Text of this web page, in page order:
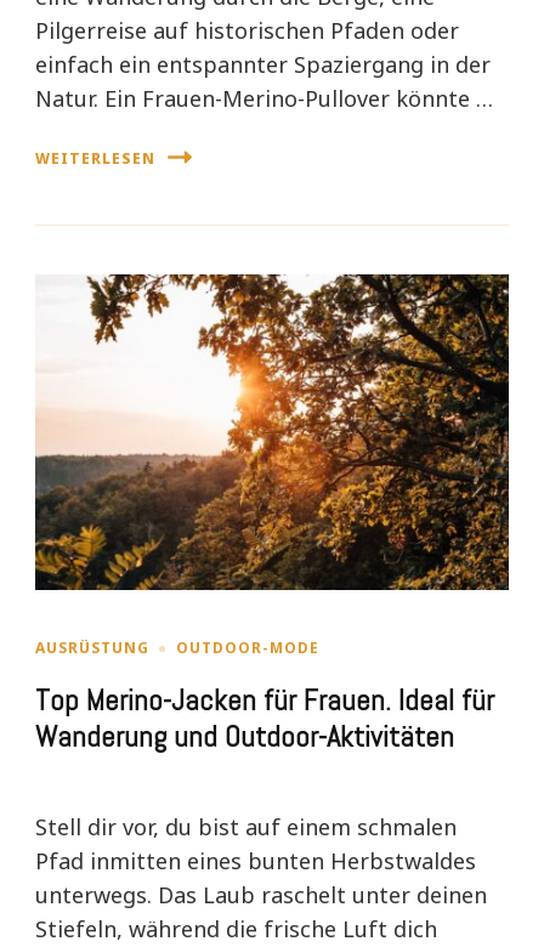
Pilgerreise auf historischen Pfaden oder
einfach ein entspannter Spaziergang in der
Natur. Ein Frauen-Merino-Pullover könnte …
WEITERLESEN
AUSRÜSTUNG OUTDOOR-MODE
Top Merino-Jacken für Frauen. Ideal für
Wanderung und Outdoor-Aktivitäten
Stell dir vor, du bist auf einem schmalen
Pfad inmitten eines bunten Herbstwaldes
unterwegs. Das Laub raschelt unter deinen
Stiefeln, während die frische Luft dich